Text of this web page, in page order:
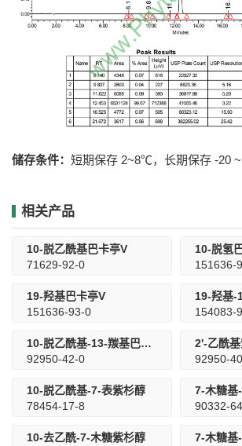
储存条件： 短期保存 2~8℃，长期保存 -20
相关产品
10-脱乙酰基巴卡亭V
71629-92-0
10-脱氢
151636-
19-羟基巴卡亭V
151636-93-0
154083-
10-脱乙酰基-13-羰基巴卡亭III
92950-42-0
2'-乙酰
92950-
10-脱乙酰基-7-表紫杉醇
78454-17-8
90332-
10-去乙酰-7-木糖紫杉醇